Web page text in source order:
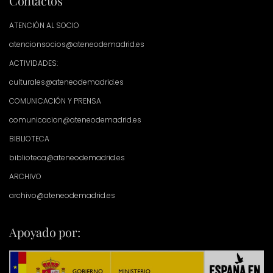
ATENCIÓN AL SOCIO
atencionsocios@ateneodemadrid.es
ACTIVIDADES:
culturales@ateneodemadrid.es
COMUNICACIÓN Y PRENSA
comunicacion@ateneodemadrid.es
BIBLIOTECA
biblioteca@ateneodemadrid.es
ARCHIVO
archivo@ateneodemadrid.es
Apoyado por: